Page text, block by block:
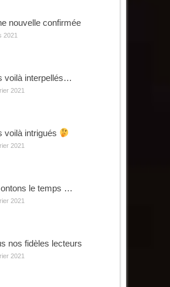
nouvelle confirmée
2021
voilà interpellés…
2021
voilà intrigués
2021
le temps …
2021
nos fidèles lecteurs
2021